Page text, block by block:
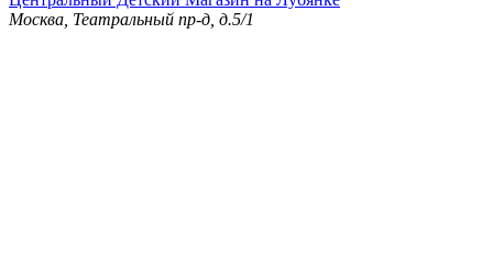
Москва, Театральный пр-д, д.5/1